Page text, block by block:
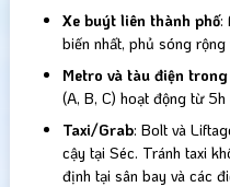
Xe buýt liên thành phố:
biến nhất, phủ sóng
Metro và tàu điện
(A, B, C) hoạt động từ 5h
Taxi/Grab: Bolt và
cậy tại Séc. Tránh taxi
định tại sân bay và các